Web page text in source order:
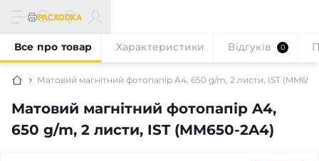
Матовий магнітний фотопапір A4, 650 g/m, 2 листи, IST
Матовий магнітний фотопапір A4,
650 g/m, 2 листи, IST (MM650-2A4)
Все про товар Характеристики Відгуків 0